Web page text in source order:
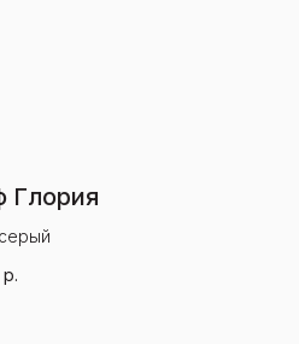
Глория
р.